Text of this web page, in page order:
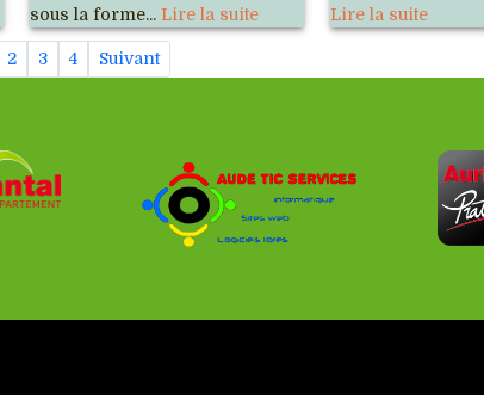
sous la forme... Lire la suite
Lire la suite
2 3 4 Suivant